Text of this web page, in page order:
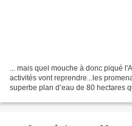
... mais quel mouche à donc piqué
activités vont reprendre...les
superbe plan d’eau de 80 hectares